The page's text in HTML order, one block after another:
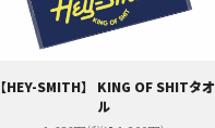
【HEY-SMITH】 KING OF SHITタオ
ル